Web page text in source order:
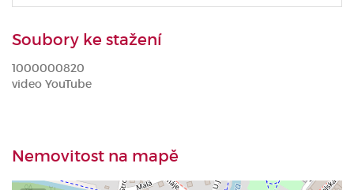
Soubory ke stažení
1000000820
video YouTube
Nemovitost na mapě